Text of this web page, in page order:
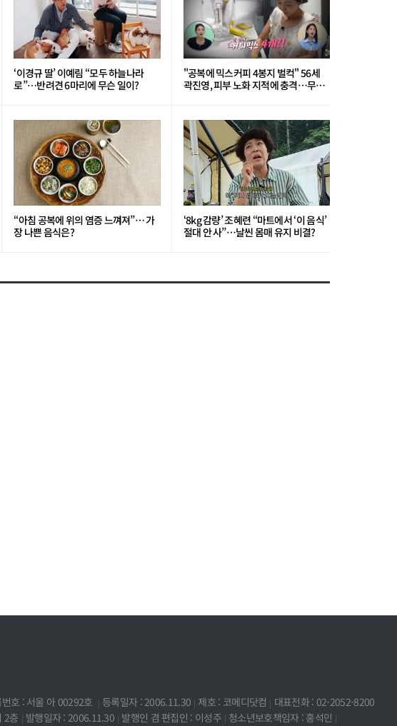
‘이경규 딸’ 이예림 “모두 하늘나라
로”⋯반려견 6마리에 무슨 일이?
"공복에 믹스커피 4봉지 벌컥" 56세
곽진영, 피부 노화 지적에 충격…무슨
“아침 공복에 위의 염증 느껴져”… 가
장 나쁜 음식은?
‘8kg 감량’ 조혜련 “마트에서 ‘이 음식’
절대 안 사”…날씬 몸매 유지 비결?
호 : 서울 아 00292호 등록일자 : 2006.11.30 제호 : 코메디닷컴
대표전화 : 02-2052-8200
2층 발행일자 : 2006.11.30 발행인 겸 편집인 : 이성주 청소년보호책임자 : 홍석민